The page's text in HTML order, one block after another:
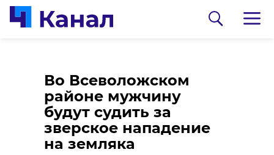
Во Всеволожском
районе мужчину
будут судить за
зверское нападение
на земляка
Уникальную икону
XV века доставили на
реставрацию в
Рождествено
10 июня, 15:30
В Усть-Шомушке в
массовом ДТП
пострадал человек
10 июня, 15:28